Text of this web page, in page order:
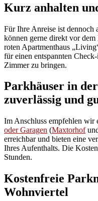
Kurz anhalten
Für Ihre Anreise ist dennoch
können gerne direkt vor dem
roten Apartmenthaus
für einen entspannten
Zimmer zu bringen.
Parkhäuser in
zuverlässig und
Im Anschluss empfehlen wir
oder Garagen (Maxtorhof
erreichbar und bieten eine
Ihres Aufenthalts. Die
Stunden.
Kostenfreie
Wohnviertel